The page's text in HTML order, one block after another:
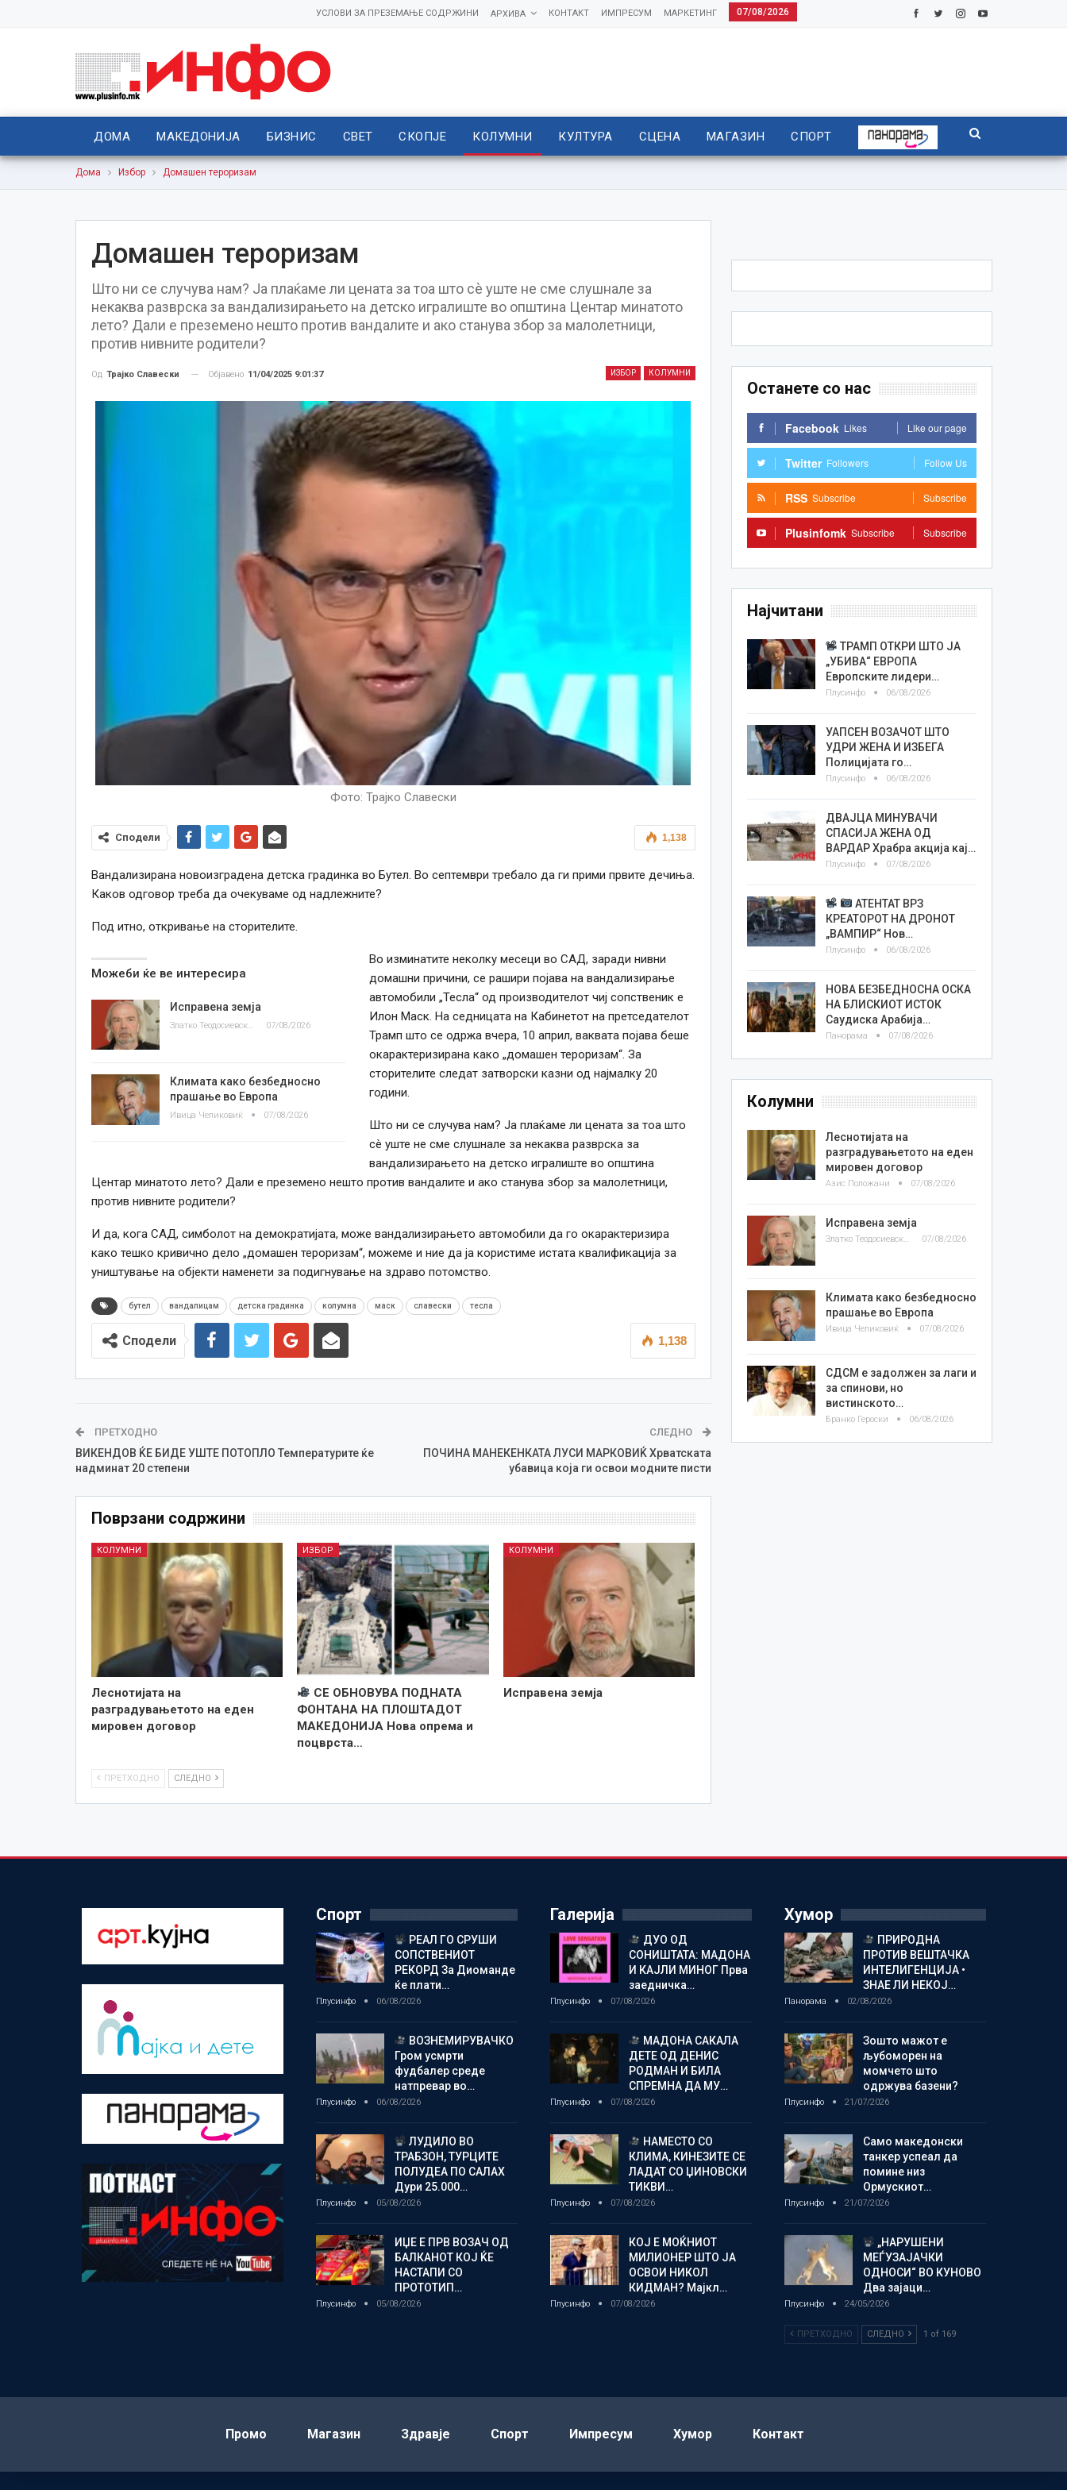
07/08/2026
МАРКЕТИНГ
ИМПРЕСУМ
КОНТАКТ
АРХИВА
УСЛОВИ ЗА ПРЕЗЕМАЊЕ СОДРЖИНИ
ДОМА МАКЕДОНИЈА БИЗНИС СВЕТ СКОПЈЕ КОЛУМНИ КУЛТУРА СЦЕНА МАГАЗИН СПОРТ
Дома Избор Домашен тероризам
Домашен тероризам
Што ни се случува нам? Ја плаќаме ли цената за тоа што сè уште не сме слушнале за
некаква разврска за вандализирањето на детско игралиште во општина Центар минатото
лето? Дали е преземено нешто против вандалите и ако станува збор за малолетници,
против нивните родители?
ИЗБОР КОЛУМНИ
Од Трајко Славески Објавено 11/04/2025 9:01:37
Фото: Трајко Славески
1,138
Сподели
Вандализирана новоизградена детска градинка во Бутел. Во септември требало да ги прими првите дечиња.
Каков одговор треба да очекуваме од надлежните?
Под итно, откривање на сторителите.
Можеби ќе ве интересира
Исправена земја
Златко Теодосиевски 07/08/2026
Климата како безбедносно
прашање во Европа
Ивица Челиковиќ 07/08/2026
Во изминатите неколку месеци во САД, заради нивни
домашни причини, се рашири појава на вандализирање
автомобили „Тесла“ од производителот чиј сопственик е
Илон Маск. На седницата на Кабинетот на претседателот
Трамп што се одржа вчера, 10 април, ваквата појава беше
окарактеризирана како „домашен тероризам“. За
сторителите следат затворски казни од најмалку 20
години
Што ни се случува нам? Ја плаќаме ли цената за тоа што
сè уште не сме слушнале за некаква разврска за
вандализирањето на детско игралиште во општина
Центар минатото лето? Дали е преземено нешто против вандалите и ако станува збор за малолетници,
против нивните родители?
И да, кога САД, симболот на демократијата, може вандализирањето автомобили да го окарактеризира
како тешко кривично дело „домашен тероризам“, можеме и ние да ја користиме истата квалификација за
уништување на објекти наменети за подигнување на здраво потомство.
бутел вандалицам детска градинка колумна маск славески тесла
1,138
Сподели
ПРЕТХОДНО
ВИКЕНДОВ ЌЕ БИДЕ УШТЕ ПОТОПЛО Температурите ќе
надминат 20 степени
СЛЕДНО
ПОЧИНА МАНЕКЕНКАТА ЛУСИ МАРКОВИЌ Хрватската
убавица која ги освои модните писти
Поврзани содржини
КОЛУМНИ
Леснотијата на
разградувањетото на еден
мировен договор
ИЗБОР
СЕ ОБНОВУВА ПОДНАТА
ФОНТАНА НА ПЛОШТАДОТ
МАКЕДОНИЈА Нова опрема и
поцврста…
КОЛУМНИ
Исправена земја
ПРЕТХОДНО СЛЕДНО
Останете со нас
Facebook Likes Like our page
Twitter Followers Follow Us
RSS Subscribe Subscribe
Plusinfomk Subscribe Subscribe
Најчитани
ТРАМП ОТКРИ ШТО ЈА
„УБИВА“ ЕВРОПА
Европските лидери…
Плусинфо 06/08/2026
УАПСЕН ВОЗАЧОТ ШТО
УДРИ ЖЕНА И ИЗБЕГА
Полицијата го…
Плусинфо 06/08/2026
ДВАЈЦА МИНУВАЧИ
СПАСИЈА ЖЕНА ОД
ВАРДАР Храбра акција кај…
Плусинфо 07/08/2026
АТЕНТАТ ВРЗ
КРЕАТОРОТ НА ДРОНОТ
„ВАМПИР“ Нов…
Плусинфо 06/08/2026
НОВА БЕЗБЕДНОСНА ОСКА
НА БЛИСКИОТ ИСТОК
Саудиска Арабија…
Панорама 07/08/2026
Колумни
Леснотијата на
разградувањетото на еден
мировен договор
Азис Положани 07/08/2026
Исправена земја
Златко Теодосиевски 07/08/2026
Климата како безбедносно
прашање во Европа
Ивица Челиковиќ 07/08/2026
СДСМ е задолжен за лаги и
за спинови, но
вистинското…
Бранко Героски 06/08/2026
Спорт
РЕАЛ ГО СРУШИ
СОПСТВЕНИОТ
РЕКОРД За Диоманде
ќе плати…
Плусинфо 06/08/2026
ВОЗНЕМИРУВАЧКО
Гром усмрти
фудбалер среде
натпревар во…
Плусинфо 06/08/2026
ЛУДИЛО ВО
ТРАБЗОН, ТУРЦИТЕ
ПОЛУДЕА ПО САЛАХ
Дури 25.000…
Плусинфо 05/08/2026
ИЏЕ Е ПРВ ВОЗАЧ ОД
БАЛКАНОТ КОЈ ЌЕ
НАСТАПИ СО
ПРОТОТИП…
Плусинфо 05/08/2026
Галерија
ДУО ОД
СОНИШТАТА: МАДОНА
И КАЈЛИ МИНОГ Прва
заедничка…
Плусинфо 07/08/2026
МАДОНА САКАЛА
ДЕТЕ ОД ДЕНИС
РОДМАН И БИЛА
СПРЕМНА ДА МУ…
Плусинфо 07/08/2026
НАМЕСТО СО
КЛИМА, КИНЕЗИТЕ СЕ
ЛАДАТ СО ЏИНОВСКИ
ТИКВИ…
Плусинфо 07/08/2026
КОЈ Е МОЌНИОТ
МИЛИОНЕР ШТО ЈА
ОСВОИ НИКОЛ
КИДМАН? Мајкл…
Плусинфо 07/08/2026
Хумор
ПРИРОДНА
ПРОТИВ ВЕШТАЧКА
ИНТЕЛИГЕНЦИЈА •
ЗНАЕ ЛИ НЕКОЈ…
Панорама 02/08/2026
Зошто мажот е
љубоморен на
момчето што
одржува базени?
Плусинфо 21/07/2026
Само македонски
танкер успеал да
помине низ
Ормускиот…
Плусинфо 21/07/2026
„НАРУШЕНИ
МЕЃУЗАЈАЧКИ
ОДНОСИ“ ВО КУНОВО
Два зајаци…
Плусинфо 24/05/2026
ПРЕТХОДНО СЛЕДНО 1 of 169
Промо Магазин Здравје Спорт Импресум Хумор Контакт